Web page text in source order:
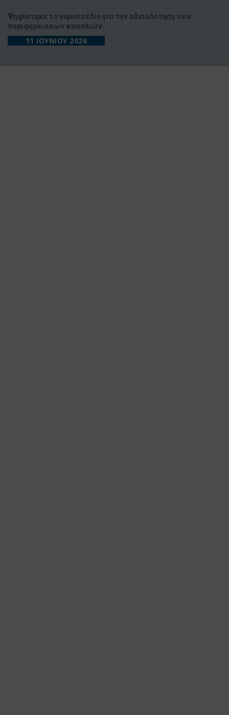
Ψηφίστηκε το νομοσχέδιο για την αδειοδότηση των
περιφερειακών καναλιών
11 ΙΟΥΝΙΟΥ 2026